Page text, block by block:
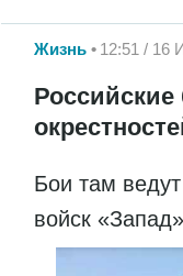
Жизнь 12:51 / 16
Бои там ведут
войск «Запад»